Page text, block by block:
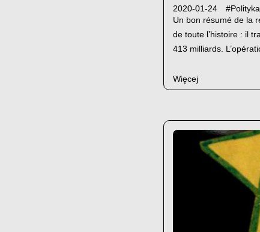
2020-01-24 #Polityka
Un bon résumé de la
de toute l’histoire : il
413 milliards.
Więcej